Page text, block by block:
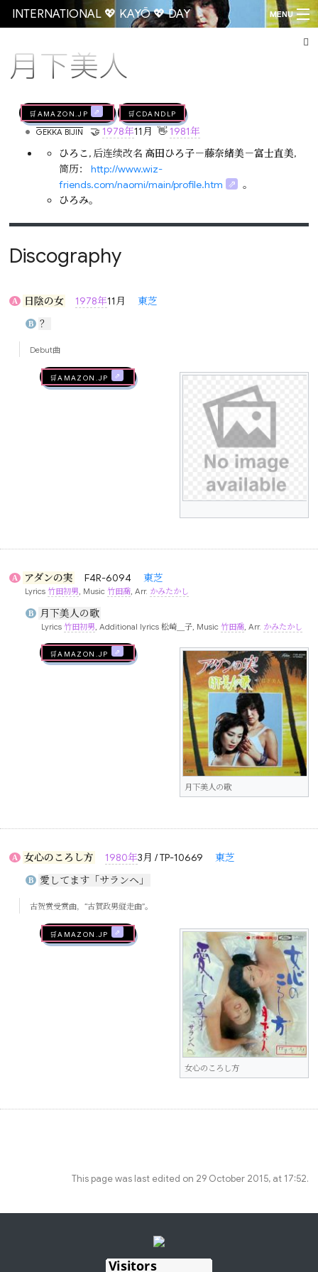
INTERNATIONAL 💖 KAYŌ 💖 DAY MENU
月下美人
🛒AMAZON.jp 🛒CDandLP
• GEKKA BIJIN 🤝 1978年11月 👋 1981年
ひろこ, 后连续改名 高田ひろ子－藤奈緒美－富士直美,
简历：http://www.wiz-
friends.com/naomi/main/profile.htm
。
ひろみ。
Discography
A 日陰の女 1978年11月 東芝
B ？
Debut曲
🛒AMAZON.jp
A アダンの実 F4R-6094 東芝
Lyrics竹田初男, Music竹田喬, Arr. かみたかし
B 月下美人の歌
Lyrics 竹田初男, Additional lyrics 松崎＿子, Music 竹田喬, Arr. かみたかし
月下美人の歌
🛒AMAZON.jp
A 女心のころし方 1980年3月 / TP-10669 東芝
B 愛してます「サランヘ」
古贺赏受赏曲，“古賀政男縦走曲”。
女心のころし方
🛒AMAZON.jp
This page was last edited on 29 October 2015, at 17:52.